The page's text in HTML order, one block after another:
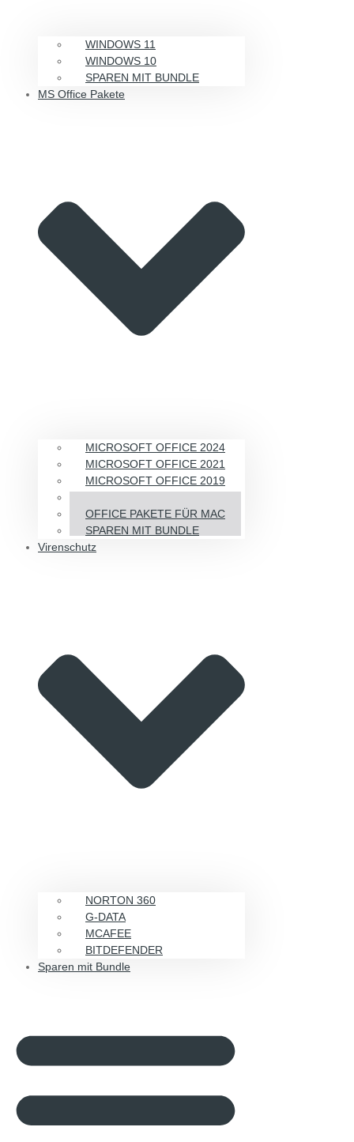
WINDOWS 11
WINDOWS 10
SPAREN MIT BUNDLE
MS Office Pakete
MICROSOFT OFFICE 2024
MICROSOFT OFFICE 2021
MICROSOFT OFFICE 2019
OFFICE PAKETE FÜR MAC
SPAREN MIT BUNDLE
Virenschutz
NORTON 360
G-DATA
MCAFEE
BITDEFENDER
Sparen mit Bundle